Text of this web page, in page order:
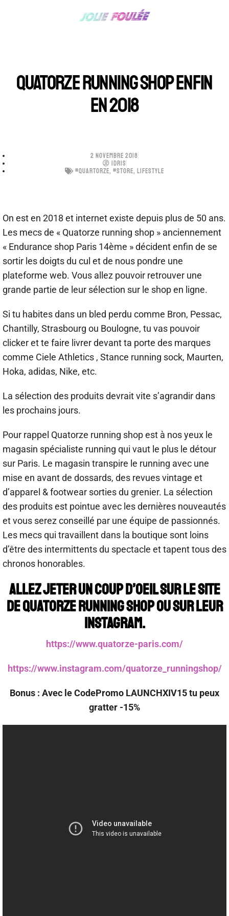
QUATORZE RUNNING SHOP ENFIN
EN 2018
2 NOVEMBRE 2018
IDRIS
#QUARTORZE, #STORE, LIFESTYLE
On est en 2018 et internet existe depuis plus de 50 ans.
Les mecs de « Quatorze running shop » anciennement
« Endurance shop Paris 14ème » décident enfin de se
sortir les doigts du cul et de nous pondre une
plateforme web. Vous allez pouvoir retrouver une
grande partie de leur sélection sur le shop en ligne.
Si tu habites dans un bled perdu comme Bron, Pessac,
Chantilly, Strasbourg ou Boulogne, tu vas pouvoir
clicker et te faire livrer devant ta porte des marques
comme Ciele Athletics , Stance running sock, Maurten,
Hoka, adidas, Nike, etc.
La sélection des produits devrait vite s’agrandir dans
les prochains jours.
Pour rappel Quatorze running shop est à nos yeux le
magasin spécialiste running qui vaut le plus le détour
sur Paris. Le magasin transpire le running avec une
mise en avant de dossards, des revues vintage et
d’apparel & footwear sorties du grenier. La sélection
des produits est pointue avec les dernières nouveautés
et vous serez conseillé par une équipe de passionnés.
Les mecs qui travaillent dans la boutique sont loins
d’être des intermittents du spectacle et tapent tous des
chronos honorables.
Allez jeter un coup d’oeil sur le site
de Quatorze running shop ou sur leur
instagram.
https://www.quatorze-paris.com/
https://www.instagram.com/quatorze_runningshop/
Bonus : Avec le CodePromo LAUNCHXIV15 tu peux
gratter -15%